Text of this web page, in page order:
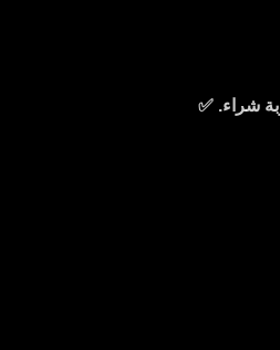
شراء. ✅